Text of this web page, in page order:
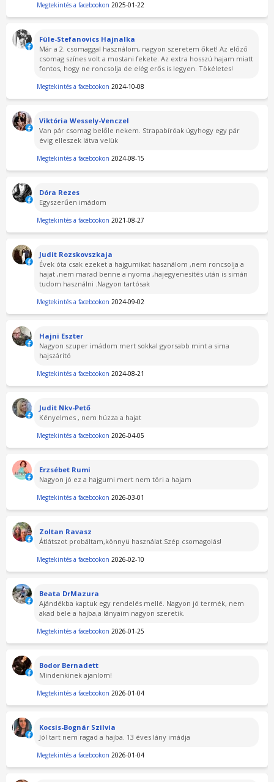
Megtekintés a facebookon 2025-01-22
Füle-Stefanovics Hajnalka
Már a 2. csomaggal használom, nagyon szeretem őket! Az előző
csomag színes volt a mostani fekete. Az extra hosszú hajam miatt
fontos, hogy ne roncsolja de elég erős is legyen. Tökéletes!
Megtekintés a facebookon 2024-10-08
Viktória Wessely-Venczel
Van pár csomag belőle nekem. Strapabíróak úgyhogy egy pár
évig elleszek látva velük
Megtekintés a facebookon 2024-08-15
Dóra Rezes
Egyszerűen imádom
Megtekintés a facebookon 2021-08-27
Judit Rozskovszkaja
Évek óta csak ezeket a hajgumikat használom ,nem roncsolja a
hajat ,nem marad benne a nyoma ,hajegyenesítés után is simán
tudom használni .Nagyon tartósak
Megtekintés a facebookon 2024-09-02
Hajni Eszter
Nagyon szuper imádom mert sokkal gyorsabb mint a sima
hajszárító
Megtekintés a facebookon 2024-08-21
Judit Nkv-Pető
Kényelmes , nem húzza a hajat
Megtekintés a facebookon 2026-04-05
Erzsébet Rumi
Nagyon jó ez a hajgumi mert nem töri a hajam
Megtekintés a facebookon 2026-03-01
Zoltan Ravasz
Átlátszot probáltam,könnyü használat.Szép csomagolás!
Megtekintés a facebookon 2026-02-10
Beata DrMazura
Ajándékba kaptuk egy rendelés mellé. Nagyon jó termék, nem
akad bele a hajba,a lányaim nagyon szeretik.
Megtekintés a facebookon 2026-01-25
Bodor Bernadett
Mindenkinek ajanlom!
Megtekintés a facebookon 2026-01-04
Kocsis-Bognár Szilvia
Jól tart nem ragad a hajba. 13 éves lány imádja
Megtekintés a facebookon 2026-01-04